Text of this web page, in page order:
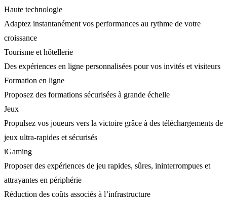
Haute technologie
Adaptez instantanément vos performances au rythme de votre
croissance
Tourisme et hôtellerie
Des expériences en ligne personnalisées pour vos invités et visiteurs
Formation en ligne
Proposez des formations sécurisées à grande échelle
Jeux
Propulsez vos joueurs vers la victoire grâce à des téléchargements de
jeux ultra-rapides et sécurisés
iGaming
Proposer des expériences de jeu rapides, sûres, ininterrompues et
attrayantes en périphérie
Réduction des coûts associés à l’infrastructure